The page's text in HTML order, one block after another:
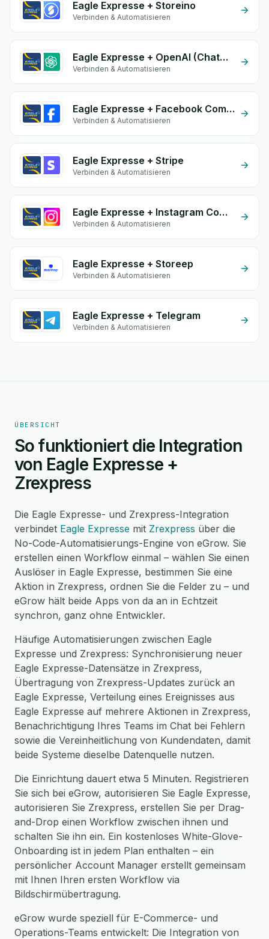
Eagle Expresse + Storeino
Verbinden & Automatisieren
Eagle Expresse + OpenAI (ChatGPT)
Verbinden & Automatisieren
Eagle Expresse + Facebook Commerce
Verbinden & Automatisieren
Eagle Expresse + Stripe
Verbinden & Automatisieren
Eagle Expresse + Instagram Comment
Verbinden & Automatisieren
Eagle Expresse + Storeep
Verbinden & Automatisieren
Eagle Expresse + Telegram
Verbinden & Automatisieren
ÜBERSICHT
So funktioniert die Integration
von Eagle Expresse +
Zrexpress
Die Eagle Expresse- und Zrexpress-Integration
verbindet Eagle Expresse mit Zrexpress über die
No-Code-Automatisierungs-Engine von eGrow. Sie
erstellen einen Workflow einmal – wählen Sie einen
Auslöser in Eagle Expresse, bestimmen Sie eine
Aktion in Zrexpress, ordnen Sie die Felder zu – und
eGrow hält beide Apps von da an in Echtzeit
synchron, ganz ohne Entwickler.
Häufige Automatisierungen zwischen Eagle
Expresse und Zrexpress: Synchronisierung neuer
Eagle Expresse-Datensätze in Zrexpress,
Übertragung von Zrexpress-Updates zurück an
Eagle Expresse, Verteilung eines Ereignisses aus
Eagle Expresse auf mehrere Aktionen in Zrexpress,
Benachrichtigung Ihres Teams im Chat bei Fehlern
sowie die Vereinheitlichung von Kundendaten, damit
beide Systeme dieselbe Datenquelle nutzen.
Die Einrichtung dauert etwa 5 Minuten. Registrieren
Sie sich bei eGrow, autorisieren Sie Eagle Expresse,
autorisieren Sie Zrexpress, erstellen Sie per Drag-
and-Drop einen Workflow zwischen ihnen und
schalten Sie ihn ein. Ein kostenloses White-Glove-
Onboarding ist in jedem Plan enthalten – ein
persönlicher Account Manager erstellt gemeinsam
mit Ihnen Ihren ersten Workflow via
Bildschirmübertragung.
eGrow wurde speziell für E-Commerce- und
Operations-Teams entwickelt: Die Integration von